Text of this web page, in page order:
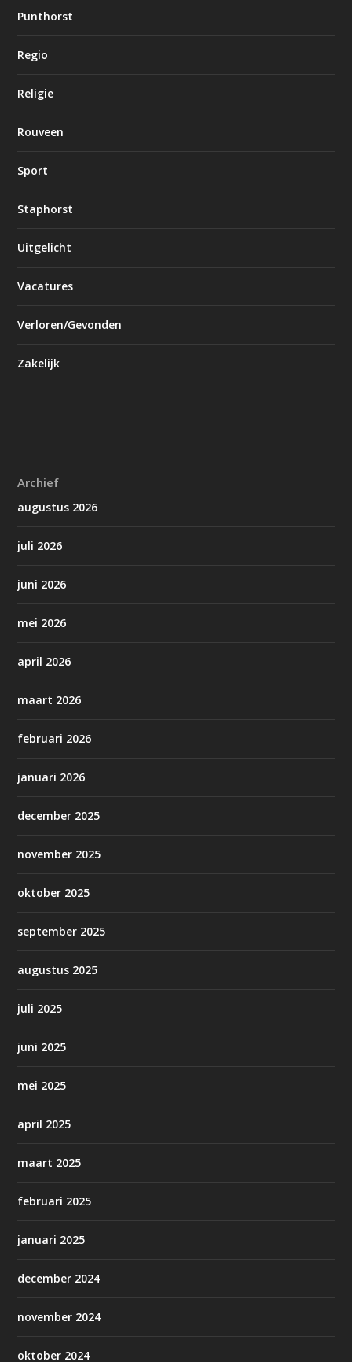
Punthorst
Regio
Religie
Rouveen
Sport
Staphorst
Uitgelicht
Vacatures
Verloren/Gevonden
Zakelijk
Archief
augustus 2026
juli 2026
juni 2026
mei 2026
april 2026
maart 2026
februari 2026
januari 2026
december 2025
november 2025
oktober 2025
september 2025
augustus 2025
juli 2025
juni 2025
mei 2025
april 2025
maart 2025
februari 2025
januari 2025
december 2024
november 2024
oktober 2024